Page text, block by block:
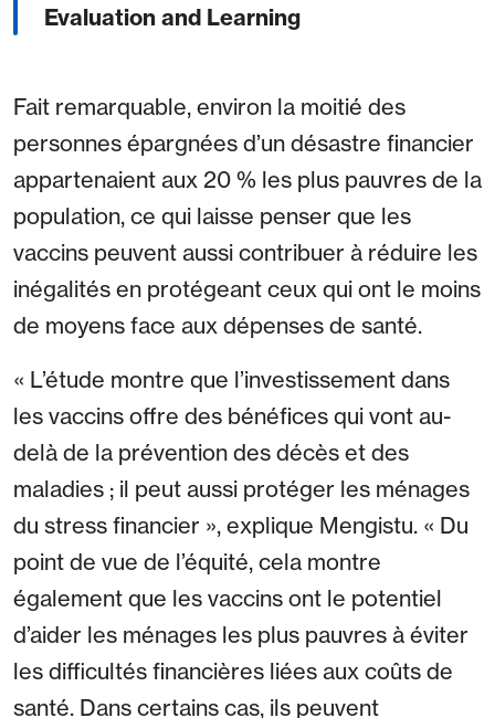
Evaluation and Learning
Fait remarquable, environ la moitié des
personnes épargnées d’un désastre financier
appartenaient aux 20 % les plus pauvres de la
population, ce qui laisse penser que les
vaccins peuvent aussi contribuer à réduire les
inégalités en protégeant ceux qui ont le moins
de moyens face aux dépenses de santé.
« L’étude montre que l’investissement dans
les vaccins offre des bénéfices qui vont au-
delà de la prévention des décès et des
maladies ; il peut aussi protéger les ménages
du stress financier », explique Mengistu. « Du
point de vue de l’équité, cela montre
également que les vaccins ont le potentiel
d’aider les ménages les plus pauvres à éviter
les difficultés financières liées aux coûts de
santé. Dans certains cas, ils peuvent